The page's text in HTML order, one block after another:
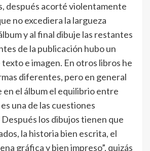
después acorté violentamente
no excediera la largueza
y al final dibuje las restantes
de la publicación hubo un
e imagen. En otros libros he
diferentes, pero en general
en el álbum el equilibrio entre
una de las cuestiones
los dibujos tienen que
la historia bien escrita, el
gráfica y bien impreso”, quizás